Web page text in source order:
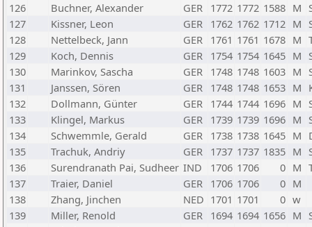
126
Buchner, Alexander GER 1772 1772 1588 M
127
Kissner, Leon GER 1762 1762 1712 M
128
Nettelbeck, Jann GER 1761 1761 1678 M
129
Koch, Dennis GER 1754 1754 1645 M
130
Marinkov, Sascha GER 1748 1748 1603 M
131
Janssen, Sören GER 1748 1748 1653 M
132
Dollmann, Günter GER 1744 1744 1696 M
133
Klingel, Markus GER 1739 1739 1696 M
134
Schwemmle, Gerald GER 1738 1738 1645 M
135
Trachuk, Andriy GER 1737 1737 1835 M
136
Surendranath Pai, Sudheer IND 1706 1706 0 M
137
Traier, Daniel GER 1706 1706 0 M
138
Zhang, Jinchen NED 1701 1701 0 w
139
Miller, Renold GER 1694 1694 1656 M